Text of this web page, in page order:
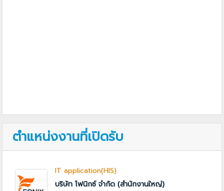
ตำแหน่งงานที่เปิดรับ
IT application(HIS)
บริษัท โฟนิกซ์ จำกัด (สำนักงานใหญ่)